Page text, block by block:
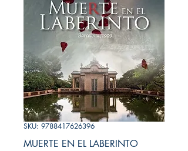
SKU: 9788417626396
MUERTE EN EL LABERINTO